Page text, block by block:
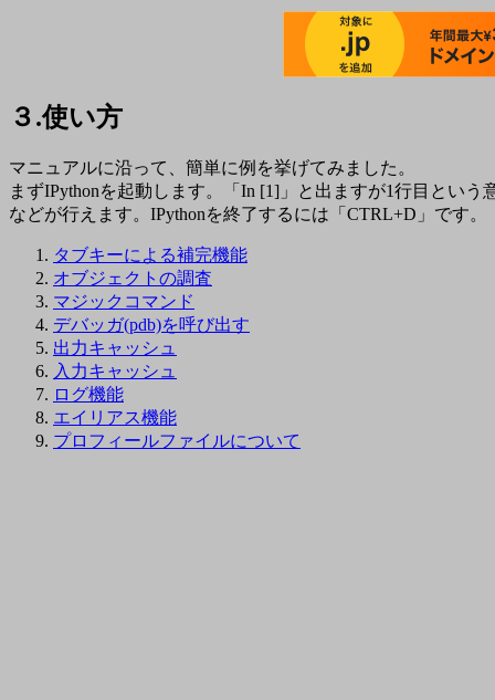
３.使い方
マニュアルに沿って、簡単に例を挙げてみました。
まずIPythonを起動します。「In [1]」と出ますが1行目とい
などが行えます。IPythonを終了するには「CTRL+D」です。
タブキーによる補完機能
オブジェクトの調査
マジックコマンド
デバッガ(pdb)を呼び出す
出力キャッシュ
入力キャッシュ
ログ機能
エイリアス機能
プロフィールファイルについて